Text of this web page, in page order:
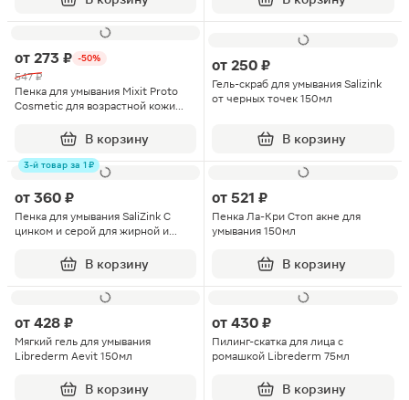
от 273 ₽ -50%
547 ₽
Пенка для умывания Mixit Proto
Cosmetic для возрастной кожи
В корзину
от 250 ₽
Гель-скраб для умывания Salizink
от черных точек 150мл
В корзину
3-й товар за 1 ₽
от 360 ₽
Пенка для умывания SaliZink С
цинком и серой для жирной и
В корзину
от 521 ₽
Пенка Ла-Кри Стоп акне для
умывания 150мл
В корзину
от 428 ₽
Мягкий гель для умывания
Librederm Aevit 150мл
В корзину
от 430 ₽
Пилинг-скатка для лица с
ромашкой Librederm 75мл
В корзину